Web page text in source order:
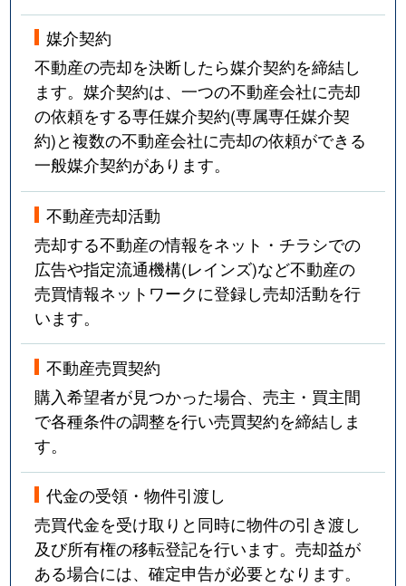
媒介契約
不動産の売却を決断したら媒介契約を締結し
ます。媒介契約は、一つの不動産会社に売却
の依頼をする専任媒介契約(専属専任媒介契
約)と複数の不動産会社に売却の依頼ができる
一般媒介契約があります。
不動産売却活動
売却する不動産の情報をネット・チラシでの
広告や指定流通機構(レインズ)など不動産の
売買情報ネットワークに登録し売却活動を行
います。
不動産売買契約
購入希望者が見つかった場合、売主・買主間
で各種条件の調整を行い売買契約を締結しま
す。
代金の受領・物件引渡し
売買代金を受け取りと同時に物件の引き渡し
及び所有権の移転登記を行います。売却益が
ある場合には、確定申告が必要となります。